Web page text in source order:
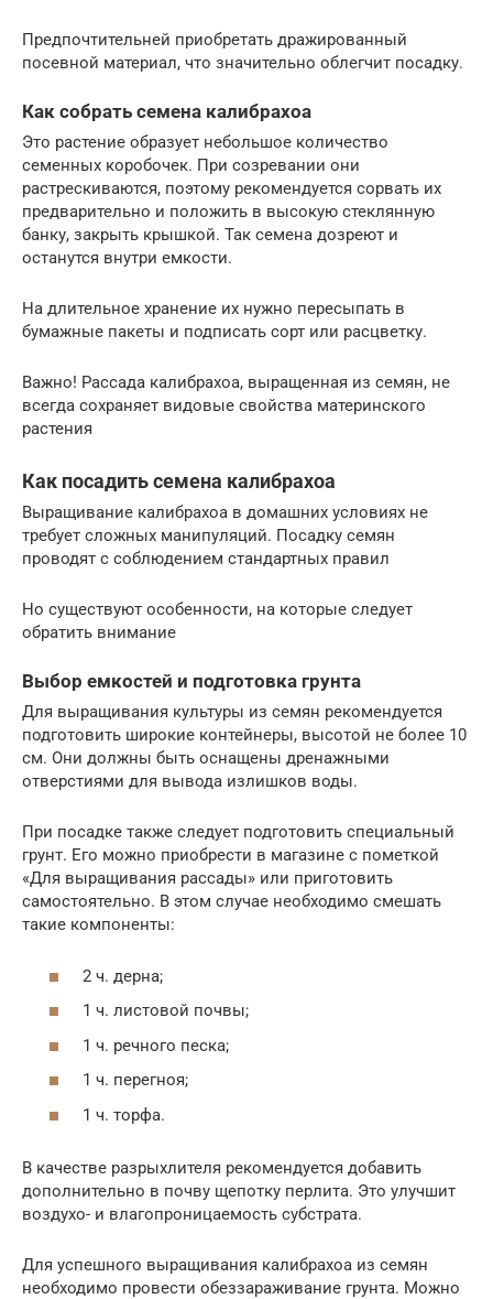
Предпочтительней приобретать дражированный
посевной материал, что значительно облегчит посадку.
Как собрать семена калибрахоа
Это растение образует небольшое количество
семенных коробочек. При созревании они
растрескиваются, поэтому рекомендуется сорвать их
предварительно и положить в высокую стеклянную
банку, закрыть крышкой. Так семена дозреют и
останутся внутри емкости.
На длительное хранение их нужно пересыпать в
бумажные пакеты и подписать сорт или расцветку.
Важно! Рассада калибрахоа, выращенная из семян, не
всегда сохраняет видовые свойства материнского
растения
Как посадить семена калибрахоа
Выращивание калибрахоа в домашних условиях не
требует сложных манипуляций. Посадку семян
проводят с соблюдением стандартных правил
Но существуют особенности, на которые следует
обратить внимание
Выбор емкостей и подготовка грунта
Для выращивания культуры из семян рекомендуется
подготовить широкие контейнеры, высотой не более 10
см. Они должны быть оснащены дренажными
отверстиями для вывода излишков воды.
При посадке также следует подготовить специальный
грунт. Его можно приобрести в магазине с пометкой
«Для выращивания рассады» или приготовить
самостоятельно. В этом случае необходимо смешать
такие компоненты:
2 ч. дерна;
1 ч. листовой почвы;
1 ч. речного песка;
1 ч. перегноя;
1 ч. торфа.
В качестве разрыхлителя рекомендуется добавить
дополнительно в почву щепотку перлита. Это улучшит
воздухо- и влагопроницаемость субстрата.
Для успешного выращивания калибрахоа из семян
необходимо провести обеззараживание грунта. Можно